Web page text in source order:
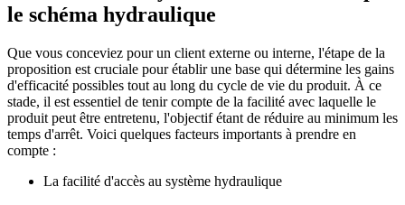
le schéma hydraulique
Que vous conceviez pour un client externe ou interne, l'étape de la
proposition est cruciale pour établir une base qui détermine les gains
d'efficacité possibles tout au long du cycle de vie du produit. À ce
stade, il est essentiel de tenir compte de la facilité avec laquelle le
produit peut être entretenu, l'objectif étant de réduire au minimum les
temps d'arrêt. Voici quelques facteurs importants à prendre en
compte :
La facilité d'accès au système hydraulique